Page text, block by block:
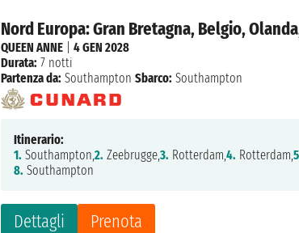
Nord Europa: Gran Bretagna, Belgio,
Dettagli Prenota
QUEEN ANNE |4 GEN 2028
Durata: 7 notti
Partenza da: Southampton Sbarco: Southampton
Itinerario:
1. Southampton,2. Zeebrugge,3. Rotterdam,4. Rotterdam,
8. Southampton